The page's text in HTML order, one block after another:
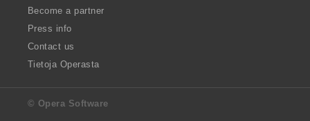
Become a partner
Press info
Contact us
Tietoja Operasta
© Opera Software